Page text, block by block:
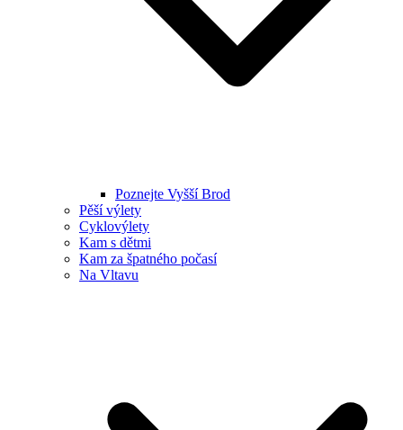
Poznejte Vyšší Brod
Pěší výlety
Cyklovýlety
Kam s dětmi
Kam za špatného počasí
Na Vltavu